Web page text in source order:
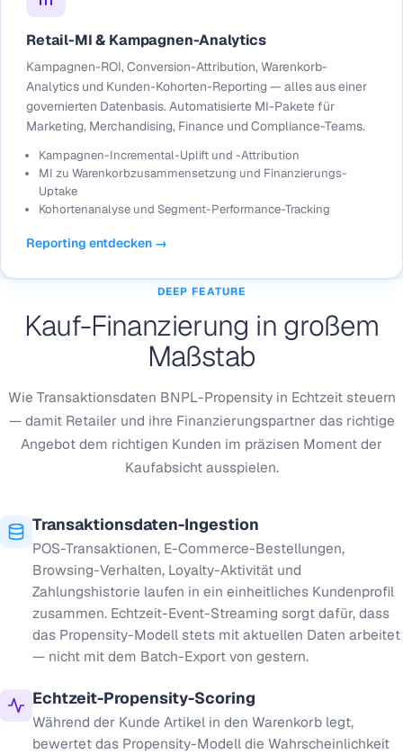
Retail-MI & Kampagnen-Analytics
Kampagnen-ROI, Conversion-Attribution, Warenkorb-
Analytics und Kunden-Kohorten-Reporting — alles aus einer
governierten Datenbasis. Automatisierte MI-Pakete für
Marketing, Merchandising, Finance und Compliance-Teams.
Kampagnen-Incremental-Uplift und -Attribution
MI zu Warenkorbzusammensetzung und Finanzierungs-
Uptake
Kohortenanalyse und Segment-Performance-Tracking
Reporting entdecken →
DEEP FEATURE
Kauf-Finanzierung in großem
Maßstab
Wie Transaktionsdaten BNPL-Propensity in Echtzeit steuern
— damit Retailer und ihre Finanzierungspartner das richtige
Angebot dem richtigen Kunden im präzisen Moment der
Kaufabsicht ausspielen.
Transaktionsdaten-Ingestion
POS-Transaktionen, E-Commerce-Bestellungen,
Browsing-Verhalten, Loyalty-Aktivität und
Zahlungshistorie laufen in ein einheitliches Kundenprofil
zusammen. Echtzeit-Event-Streaming sorgt dafür, dass
das Propensity-Modell stets mit aktuellen Daten arbeitet
— nicht mit dem Batch-Export von gestern.
Echtzeit-Propensity-Scoring
Während der Kunde Artikel in den Warenkorb legt,
bewertet das Propensity-Modell die Wahrscheinlichkeit